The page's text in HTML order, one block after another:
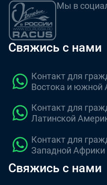
Мы в
Свяжись с нами
Контакт для
Востока и южной
Контакт для
Латинской
Контакт для
Западной Африки
Свяжись с нами